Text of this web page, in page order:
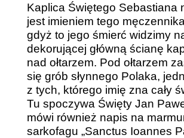
Kaplica Świętego Sebastiana
jest imieniem tego
gdyż to jego śmierć widzimy
dekorującej główną ścianę
nad ołtarzem. Pod ołtarzem
się grób słynnego Polaka,
z tych, którego imię zna cały
Tu spoczywa Święty Jan
mówi również napis na
sarkofagu „Sanctus Ioannes